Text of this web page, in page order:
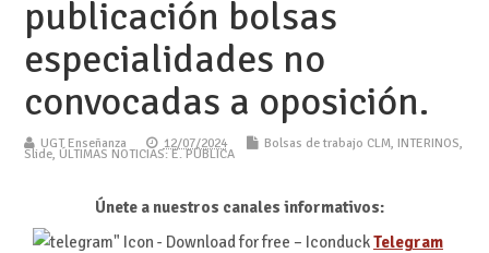
publicación bolsas
especialidades no
convocadas a oposición.
UGT Enseñanza 12/07/2024 Bolsas de trabajo CLM, INTERINOS,
Slide, ÚLTIMAS NOTICIAS: E. PÚBLICA
Únete a nuestros canales informativos:
Telegram